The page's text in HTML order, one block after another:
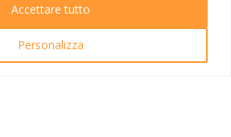
Personalizza
Accettare tutto
Partenze
Emozioni di viaggio
Newsletter
Tutti i viaggi